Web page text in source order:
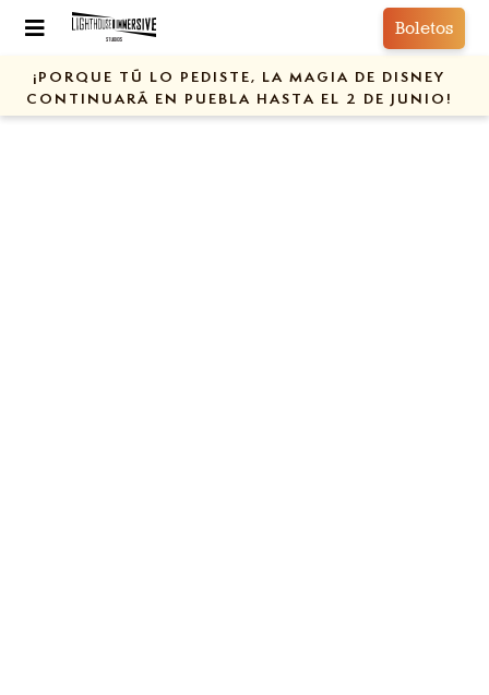
Boletos
¡PORQUE TÚ LO PEDISTE, LA MAGIA DE DISNEY
CONTINUARÁ EN PUEBLA HASTA EL 2 DE JUNIO!